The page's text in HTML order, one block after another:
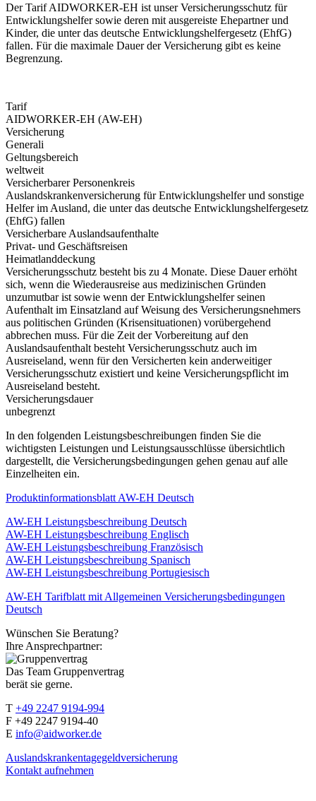
Der Tarif AIDWORKER-EH ist unser Versicherungsschutz für
Entwicklungshelfer sowie deren mit ausgereiste Ehepartner und
Kinder, die unter das deutsche Entwicklungshelfergesetz (EhfG)
fallen. Für die maximale Dauer der Versicherung gibt es keine
Begrenzung.
Tarif
AIDWORKER-EH (AW-EH)
Versicherung
Generali
Geltungsbereich
weltweit
Versicherbarer Personenkreis
Auslandskrankenversicherung für Entwicklungshelfer und sonstige
Helfer im Ausland, die unter das deutsche Entwicklungshelfergesetz
(EhfG) fallen
Versicherbare Auslandsaufenthalte
Privat- und Geschäftsreisen
Heimatlanddeckung
Versicherungsschutz besteht bis zu 4 Monate. Diese Dauer erhöht
sich, wenn die Wiederausreise aus medizinischen Gründen
unzumutbar ist sowie wenn der Entwicklungshelfer seinen
Aufenthalt im Einsatzland auf Weisung des Versicherungsnehmers
aus politischen Gründen (Krisensituationen) vorübergehend
abbrechen muss. Für die Zeit der Vorbereitung auf den
Auslandsaufenthalt besteht Versicherungsschutz auch im
Ausreiseland, wenn für den Versicherten kein anderweitiger
Versicherungsschutz existiert und keine Versicherungspflicht im
Ausreiseland besteht.
Versicherungsdauer
unbegrenzt
In den folgenden Leistungsbeschreibungen finden Sie die
wichtigsten Leistungen und Leistungsausschlüsse übersichtlich
dargestellt, die Versicherungsbedingungen gehen genau auf alle
Einzelheiten ein.
Produktinformationsblatt AW-EH Deutsch
AW-EH Leistungsbeschreibung Deutsch
AW-EH Leistungsbeschreibung Englisch
AW-EH Leistungsbeschreibung Französisch
AW-EH Leistungsbeschreibung Spanisch
AW-EH Leistungsbeschreibung Portugiesisch
AW-EH Tarifblatt mit Allgemeinen Versicherungsbedingungen
Deutsch
Wünschen Sie Beratung?
Ihre Ansprechpartner:
Das Team Gruppenvertrag
berät sie gerne.
T +49 2247 9194-994
F +49 2247 9194-40
E info@aidworker.de
Auslandskrankentagegeldversicherung
Kontakt aufnehmen